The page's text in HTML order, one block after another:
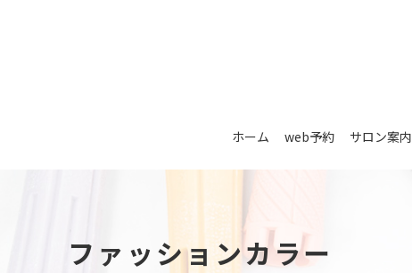
ホーム web予約 サロン案内
ファッションカラー